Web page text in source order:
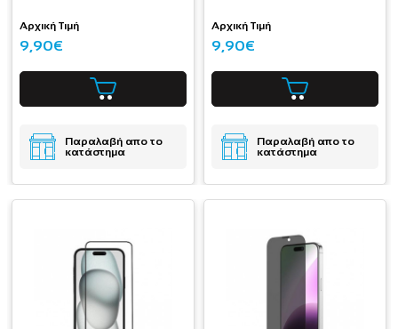
Αρχική Τιμή
9,90€
Παραλαβή απο το
κατάστημα
Αρχική Τιμή
9,90€
Παραλαβή απο το
κατάστημα